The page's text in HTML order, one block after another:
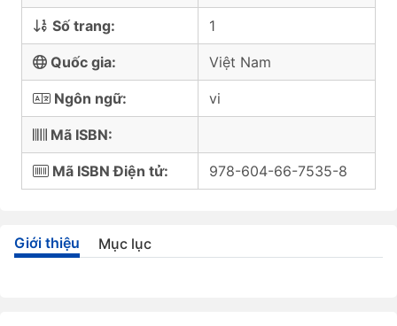
Số trang: 1
Quốc gia: Việt Nam
Ngôn ngữ: vi
Mã ISBN:
Mã ISBN Điện tử: 978-604-66-7535-8
Giới thiệu Mục lục